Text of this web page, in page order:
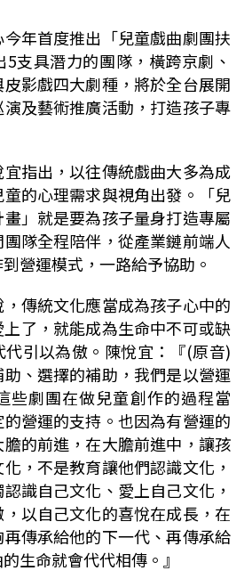
年首度推出「兒童戲曲劇團扶
支具潛力的團隊，橫跨京劇、
影戲四大劇種，將於全台展開
及藝術推廣活動，打造孩子專
指出，以往傳統戲曲大多為成
的心理需求與視角出發。「兒
」就是要為孩子量身打造專屬
隊全程陪伴，從產業鏈前端人
營運模式，一路給予協助。
傳統文化應當成為孩子心中的
上了，就能成為生命中不可或缺
代引以為傲。陳悅宜：『(原音)
、選擇的補助，我們是以營運
些劇團在做兒童創作的過程當
營運的支持。也因為有營運的
的前進，在大膽前進中，讓孩
，不是教育讓他們認識文化，
識自己文化、愛上自己文化，
以自己文化的喜悅在成長，在
傳承給他的下一代、再傳承給
生命就會代代相傳。』